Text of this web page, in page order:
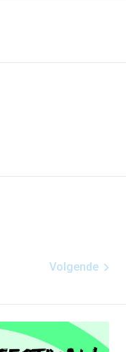
Volgende